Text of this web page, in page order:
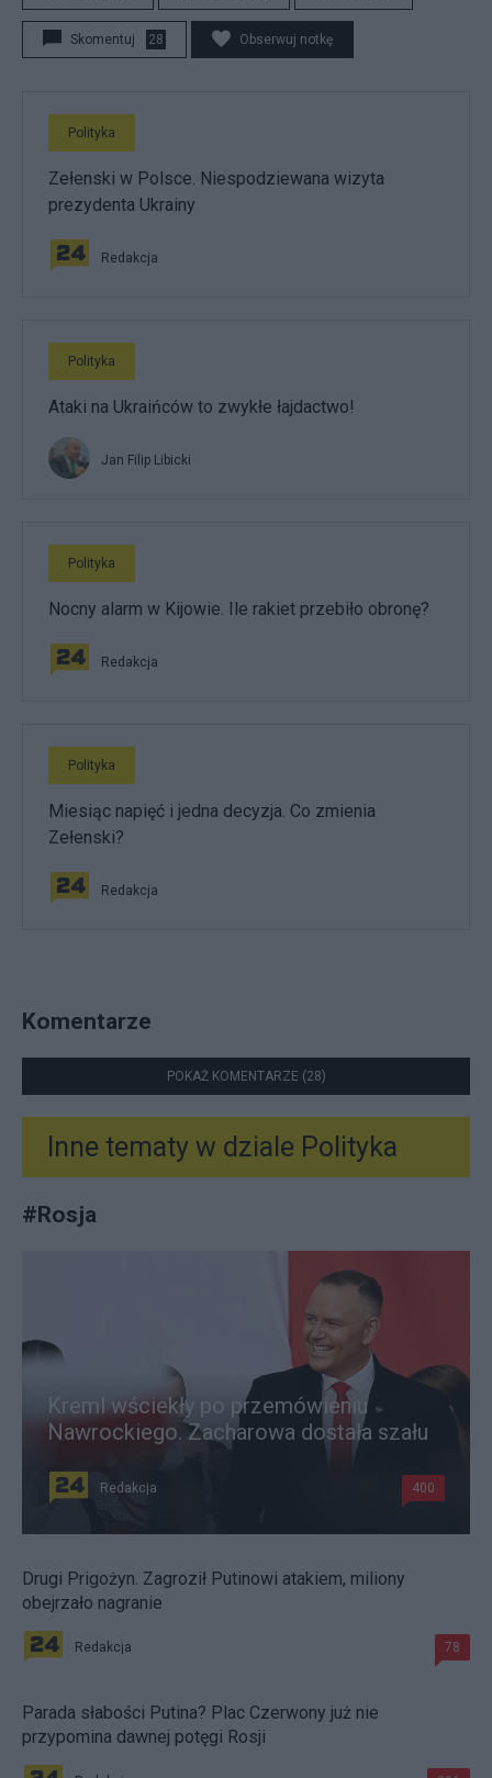
Skomentuj 28 Obserwuj notkę
Polityka
Zełenski w Polsce. Niespodziewana wizyta
prezydenta Ukrainy
Redakcja
Polityka
Ataki na Ukraińców to zwykłe łajdactwo!
Jan Filip Libicki
Polityka
Nocny alarm w Kijowie. Ile rakiet przebiło obronę?
Redakcja
Polityka
Miesiąc napięć i jedna decyzja. Co zmienia
Zełenski?
Redakcja
Komentarze
POKAŻ KOMENTARZE (28)
Inne tematy w dziale Polityka
#Rosja
Kreml wściekły po przemówieniu
Nawrockiego. Zacharowa dostała szału
Redakcja 400
Drugi Prigożyn. Zagroził Putinowi atakiem, miliony
obejrzało nagranie
Redakcja 78
Parada słabości Putina? Plac Czerwony już nie
przypomina dawnej potęgi Rosji